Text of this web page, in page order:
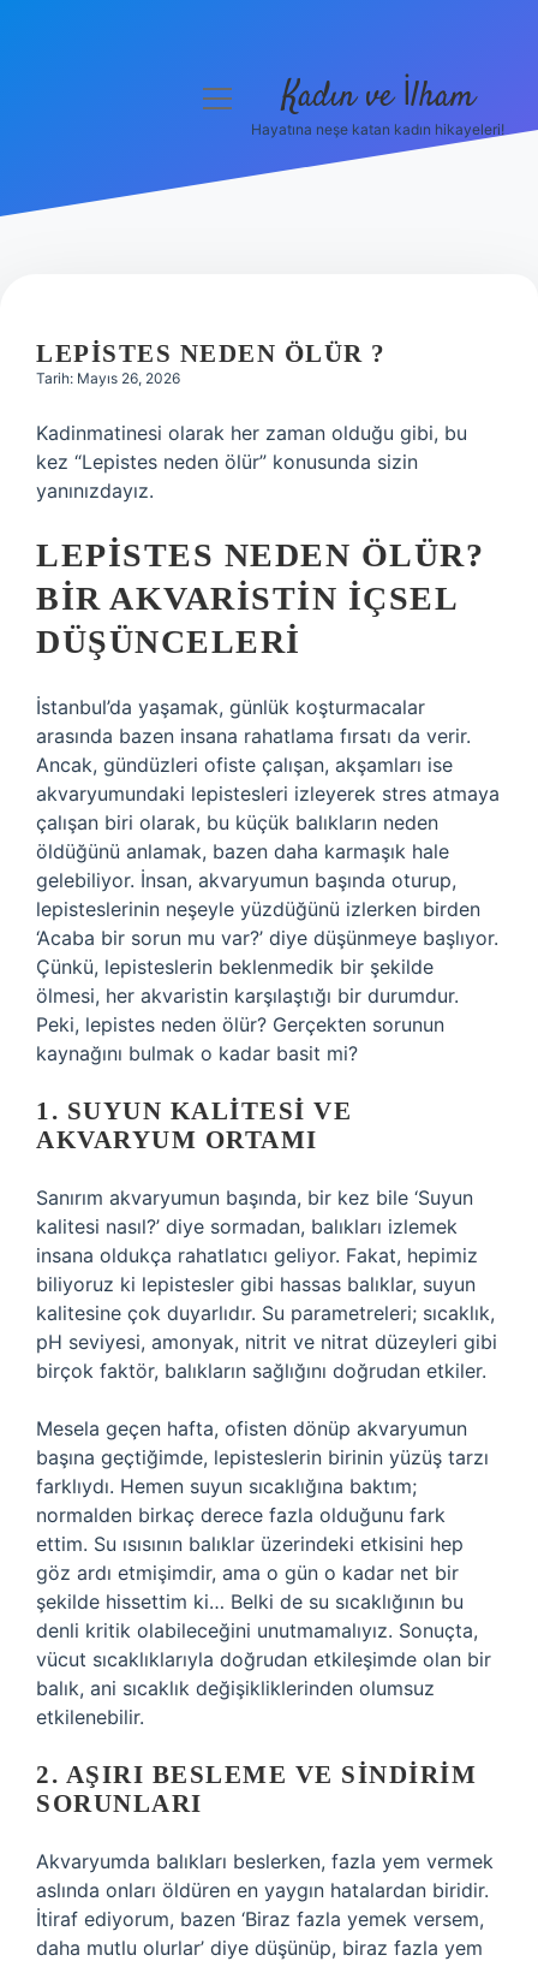
Hakkımızda
menüyü
Kadın ve İlham
Hayatına neşe katan kadın hikayeleri!
LEPISTES NEDEN ÖLÜR ?
Tarih: Mayıs 26, 2026
Kadinmatinesi olarak her zaman olduğu gibi, bu
kez “Lepistes neden ölür” konusunda sizin
yanınızdayız.
LEPISTES NEDEN ÖLÜR?
BIR AKVARISTIN İÇSEL
DÜŞÜNCELERI
İstanbul’da yaşamak, günlük koşturmacalar
arasında bazen insana rahatlama fırsatı da verir.
Ancak, gündüzleri ofiste çalışan, akşamları ise
akvaryumundaki lepistesleri izleyerek stres atmaya
çalışan biri olarak, bu küçük balıkların neden
öldüğünü anlamak, bazen daha karmaşık hale
gelebiliyor. İnsan, akvaryumun başında oturup,
lepisteslerinin neşeyle yüzdüğünü izlerken birden
‘Acaba bir sorun mu var?’ diye düşünmeye başlıyor.
Çünkü, lepisteslerin beklenmedik bir şekilde
ölmesi, her akvaristin karşılaştığı bir durumdur.
Peki, lepistes neden ölür? Gerçekten sorunun
kaynağını bulmak o kadar basit mi?
1. SUYUN KALITESI VE
AKVARYUM ORTAMI
Sanırım akvaryumun başında, bir kez bile ‘Suyun
kalitesi nasıl?’ diye sormadan, balıkları izlemek
insana oldukça rahatlatıcı geliyor. Fakat, hepimiz
biliyoruz ki lepistesler gibi hassas balıklar, suyun
kalitesine çok duyarlıdır. Su parametreleri; sıcaklık,
pH seviyesi, amonyak, nitrit ve nitrat düzeyleri gibi
birçok faktör, balıkların sağlığını doğrudan etkiler.
Mesela geçen hafta, ofisten dönüp akvaryumun
başına geçtiğimde, lepisteslerin birinin yüzüş tarzı
farklıydı. Hemen suyun sıcaklığına baktım;
normalden birkaç derece fazla olduğunu fark
ettim. Su ısısının balıklar üzerindeki etkisini hep
göz ardı etmişimdir, ama o gün o kadar net bir
şekilde hissettim ki… Belki de su sıcaklığının bu
denli kritik olabileceğini unutmamalıyız. Sonuçta,
vücut sıcaklıklarıyla doğrudan etkileşimde olan bir
balık, ani sıcaklık değişikliklerinden olumsuz
etkilenebilir.
2. AŞIRI BESLEME VE SINDIRIM
SORUNLARI
Akvaryumda balıkları beslerken, fazla yem vermek
aslında onları öldüren en yaygın hatalardan biridir.
İtiraf ediyorum, bazen ‘Biraz fazla yemek versem,
daha mutlu olurlar’ diye düşünüp, biraz fazla yem